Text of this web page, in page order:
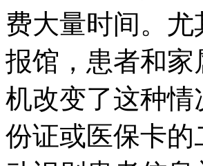
费大量时间。
报馆，患者和
机改变了这种
份证或医保卡